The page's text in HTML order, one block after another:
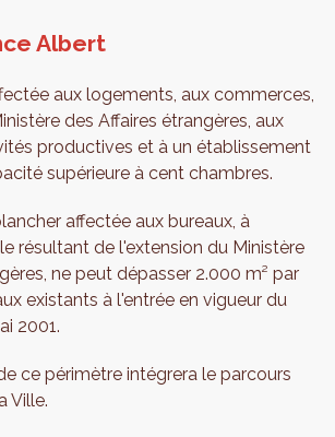
Albert
aux logements, aux commerces,
des Affaires étrangères, aux
productives et à un établissement
supérieure à cent chambres.
affectée aux bureaux, à
résultant de l'extension du Ministère
ne peut dépasser 2.000 m² par
existants à l'entrée en vigueur du
2001.
ce périmètre intégrera le parcours
Ville.